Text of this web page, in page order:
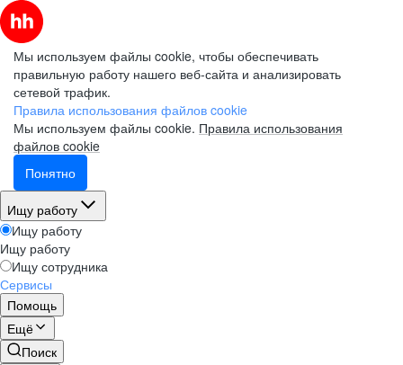
Мы используем файлы cookie, чтобы обеспечивать
правильную работу нашего веб-сайта и анализировать
сетевой трафик.
Правила использования файлов cookie
Мы используем файлы cookie. Правила использования
файлов cookie
Понятно
Ищу работу
Ищу работу
Ищу работу
Ищу сотрудника
Сервисы
Помощь
Ещё
Поиск